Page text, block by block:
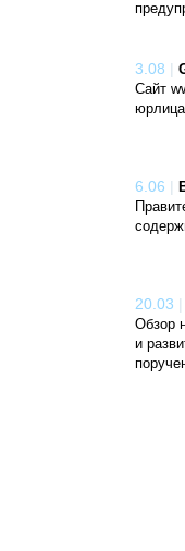
3.08 |
Сайт
6.06 |
20.03 |
Обзор
и